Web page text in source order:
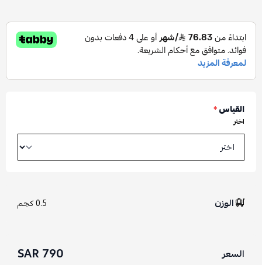
القياس*
اختر
الوزن 0.5 كجم
السعر 790 SAR